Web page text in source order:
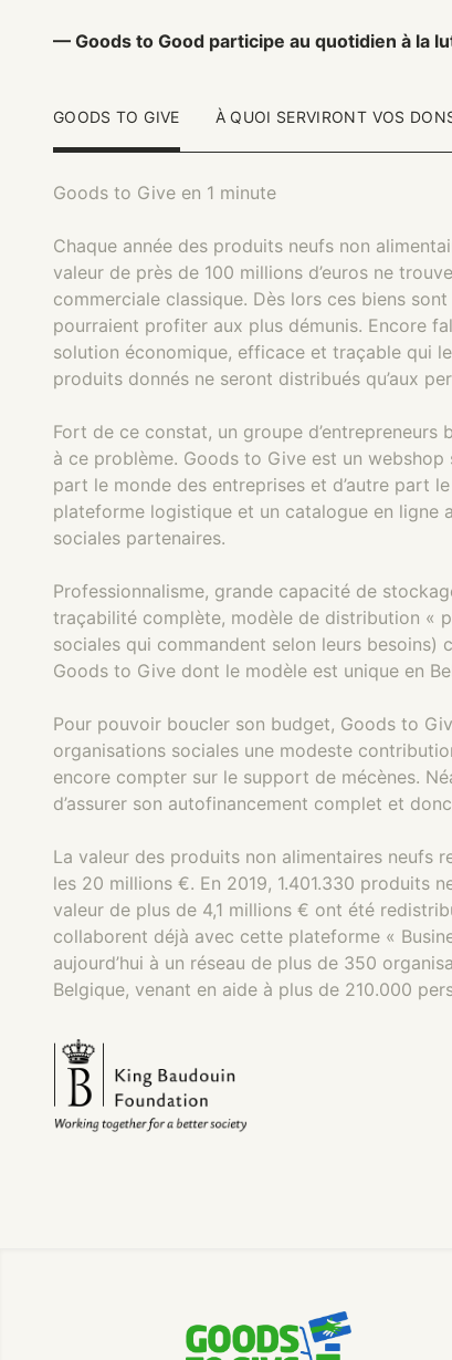
— Goods to Good participe au quotidien à la
GOODS TO GIVE À QUOI SERVIRONT VOS
Goods to Give en 1 minute
Chaque année des produits neufs non
valeur de près de 100 millions d’euros ne
commerciale classique. Dès lors ces biens
pourraient profiter aux plus démunis. Encore
solution économique, efficace et traçable qui
produits donnés ne seront distribués qu’aux
Fort de ce constat, un groupe d’entrepreneurs
à ce problème. Goods to Give est un webshop
part le monde des entreprises et d’autre part
plateforme logistique et un catalogue en ligne
sociales partenaires.
Professionnalisme, grande capacité de
traçabilité complète, modèle de distribution «
sociales qui commandent selon leurs besoins)
Goods to Give dont le modèle est unique en
Pour pouvoir boucler son budget, Goods to
organisations sociales une modeste
encore compter sur le support de mécènes.
d’assurer son autofinancement complet et
La valeur des produits non alimentaires neufs
les 20 millions €. En 2019, 1.401.330 produits
valeur de plus de 4,1 millions € ont été
collaborent déjà avec cette plateforme «
aujourd’hui à un réseau de plus de 350
Belgique, venant en aide à plus de 210.000